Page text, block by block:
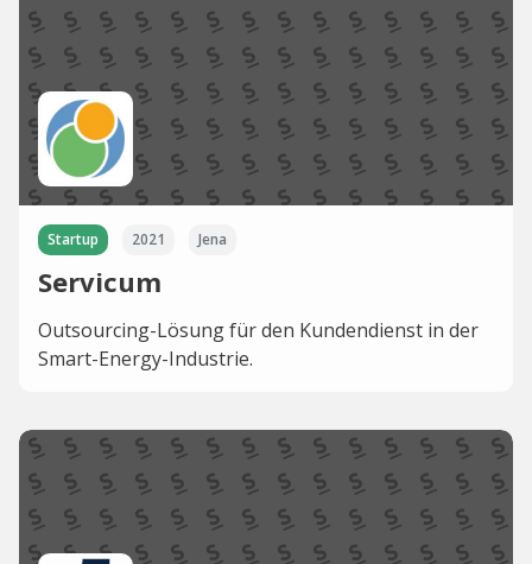
Startup 2021 Jena
Servicum
Outsourcing-Lösung für den Kundendienst in der
Smart-Energy-Industrie.